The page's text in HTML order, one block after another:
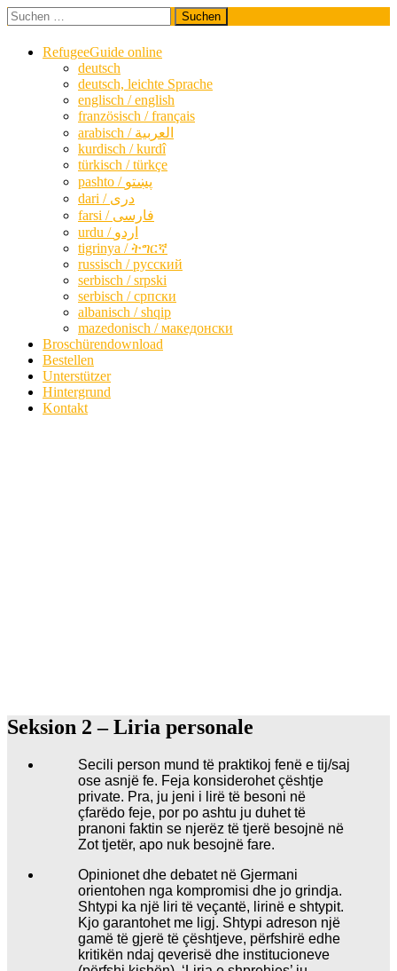
Zum
Inhalt
springen
Orientation in Germany
A Guide for Communication and Orientation in Germany
Suchen
nach:
RefugeeGuide online
deutsch
deutsch, leichte Sprache
englisch / english
französisch / français
arabisch / العربية
kurdisch / kurdî
türkisch / türkçe
farsi / ‏فارسی
urdu / اردو
tigrinya / ትግርኛ
russisch / русский
serbisch / srpski
serbisch / српски
albanisch / shqip
mazedonisch / македонски
Broschürendownload
Bestellen
Unterstützer
Hintergrund
Kontakt
Seksion 2 – Liria personale
Secili person mund të praktikoj fenë e tij/saj
ose asnjë fe. Feja konsiderohet çështje
private. Pra, ju jeni i lirë të besoni në
çfarëdo feje, por po ashtu ju duhet të
pranoni faktin se njerëz të tjerë besojnë në
Zot tjetër, apo nuk besojnë fare.
Opinionet dhe debatet në Gjermani
orientohen nga kompromisi dhe jo grindja.
Shtypi ka një liri të veçantë, lirinë e shtypit.
Kjo garantohet me ligj. Shtypi adreson një
gamë të gjerë të çështjeve, përfshirë edhe
kritikën ndaj qeverisë dhe institucioneve